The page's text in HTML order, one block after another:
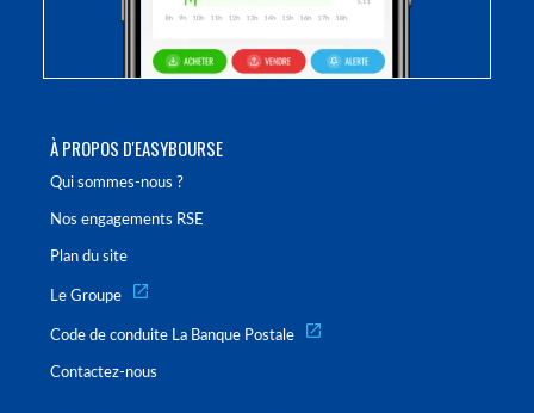
À PROPOS D'EASYBOURSE
Qui sommes-nous ?
Nos engagements RSE
Plan du site
Le Groupe
Code de conduite La Banque Postale
Contactez-nous